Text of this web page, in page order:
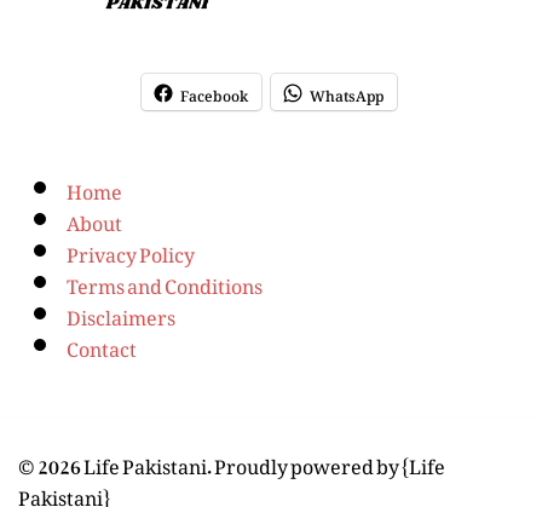
Facebook WhatsApp
Home
About
Privacy Policy
Terms and Conditions
Disclaimers
Contact
© 2026 Life Pakistani. Proudly powered by {Life
Pakistani}